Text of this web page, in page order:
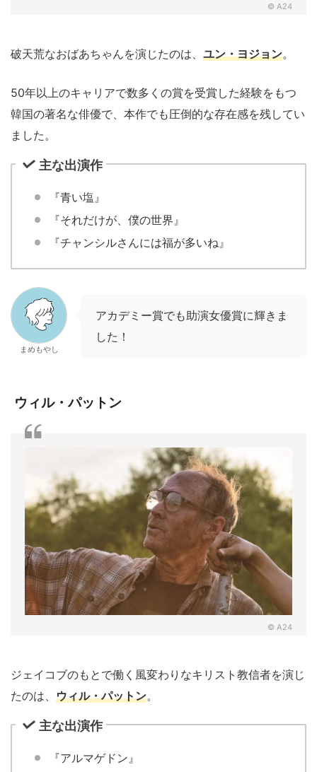
© A24
破天荒なおばあちゃんを演じたのは、 ユン・ヨジョン。
50年以上のキャリアで数多くの賞を受賞した経験をもつ
韓国の著名な俳優で、本作でも圧倒的な存在感を残してい
ました。
主な出演作
『青い塩』
『それだけが、僕の世界』
『チャンシルさんには福が多いね』
まめもやし
アカデミー賞でも助演女優賞に輝きま
した！
ウィル・パットン
© A24
ジェイコブのもとで働く風変わりなキリスト教信者を演じ
たのは、 ウィル・パットン。
主な出演作
『アルマゲドン』